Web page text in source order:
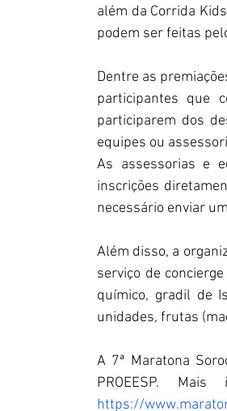
além da Corrida
podem ser feitas
Dentre as
participantes que
participarem dos
equipes ou
As assessorias e
inscrições
necessário enviar
Além disso, a
serviço de
químico, gradil de
unidades, frutas
A 7ª Maratona
https://